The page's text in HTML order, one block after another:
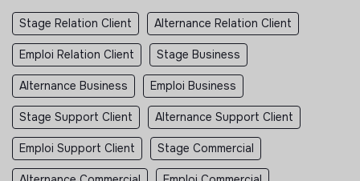
Stage Relation Client Alternance Relation Client
Emploi Relation Client Stage Business
Alternance Business Emploi Business
Stage Support Client Alternance Support Client
Emploi Support Client Stage Commercial